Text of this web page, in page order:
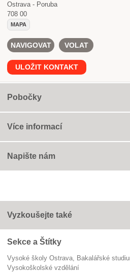
Ostrava - Poruba
708 00
MAPA
NAVIGOVAT VOLAT
ULOŽIT KONTAKT
Pobočky
Více informací
Napište nám
Vyzkoušejte také
Sekce a Štítky
Vysoké školy Ostrava bakalářské
vysokoškolské vzdělání